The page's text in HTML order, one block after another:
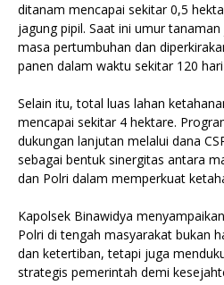
ditanam mencapai sekitar 0,5
jagung pipil. Saat ini umur
masa pertumbuhan dan
panen dalam waktu sekitar 120
Selain itu, total luas lahan
mencapai sekitar 4 hektare.
dukungan lanjutan melalui dana
sebagai bentuk sinergitas antara
dan Polri dalam memperkuat
Kapolsek Binawidya
Polri di tengah masyarakat bukan
dan ketertiban, tetapi juga
strategis pemerintah demi